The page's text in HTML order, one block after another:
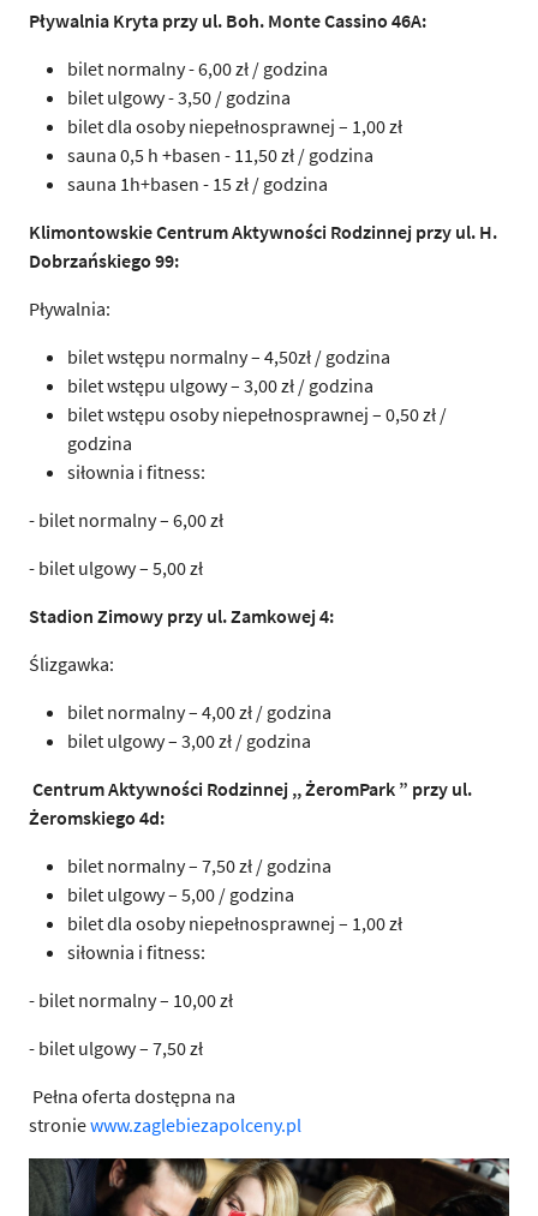
Pływalnia Kryta przy ul. Boh. Monte Cassino 46A:
bilet normalny - 6,00 zł / godzina
bilet ulgowy - 3,50 / godzina
bilet dla osoby niepełnosprawnej – 1,00 zł
sauna 0,5 h +basen - 11,50 zł / godzina
sauna 1h+basen - 15 zł / godzina
Klimontowskie Centrum Aktywności Rodzinnej przy ul. H.
Dobrzańskiego 99:
Pływalnia:
bilet wstępu normalny – 4,50zł / godzina
bilet wstępu ulgowy – 3,00 zł / godzina
bilet wstępu osoby niepełnosprawnej – 0,50 zł /
godzina
siłownia i fitness:
- bilet normalny – 6,00 zł
- bilet ulgowy – 5,00 zł
Stadion Zimowy przy ul. Zamkowej 4:
Ślizgawka:
bilet normalny – 4,00 zł / godzina
bilet ulgowy – 3,00 zł / godzina
Centrum Aktywności Rodzinnej ,, ŻeromPark ” przy ul.
Żeromskiego 4d:
bilet normalny – 7,50 zł / godzina
bilet ulgowy – 5,00 / godzina
bilet dla osoby niepełnosprawnej – 1,00 zł
siłownia i fitness:
- bilet normalny – 10,00 zł
- bilet ulgowy – 7,50 zł
Pełna oferta dostępna na
stroniewww.zaglebiezapolceny.pl